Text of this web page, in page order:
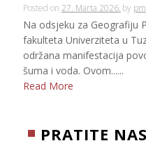
Posted on 27. Marta 2026. by
Na odsjeku za Geografiju
fakulteta Univerziteta u
održana manifestacija
šuma i voda. Ovom......
Read More
PRATITE NAS